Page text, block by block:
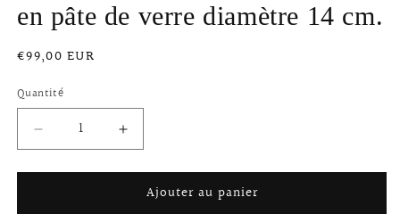
fenêtre
modale
en pâte de verre diamètre 14 cm.
Prix
€99,00 EUR
Quantité
Réduire
la
quantité
Chapeau
Augmenter
la
quantité
Chapeau
Ajouter au panier